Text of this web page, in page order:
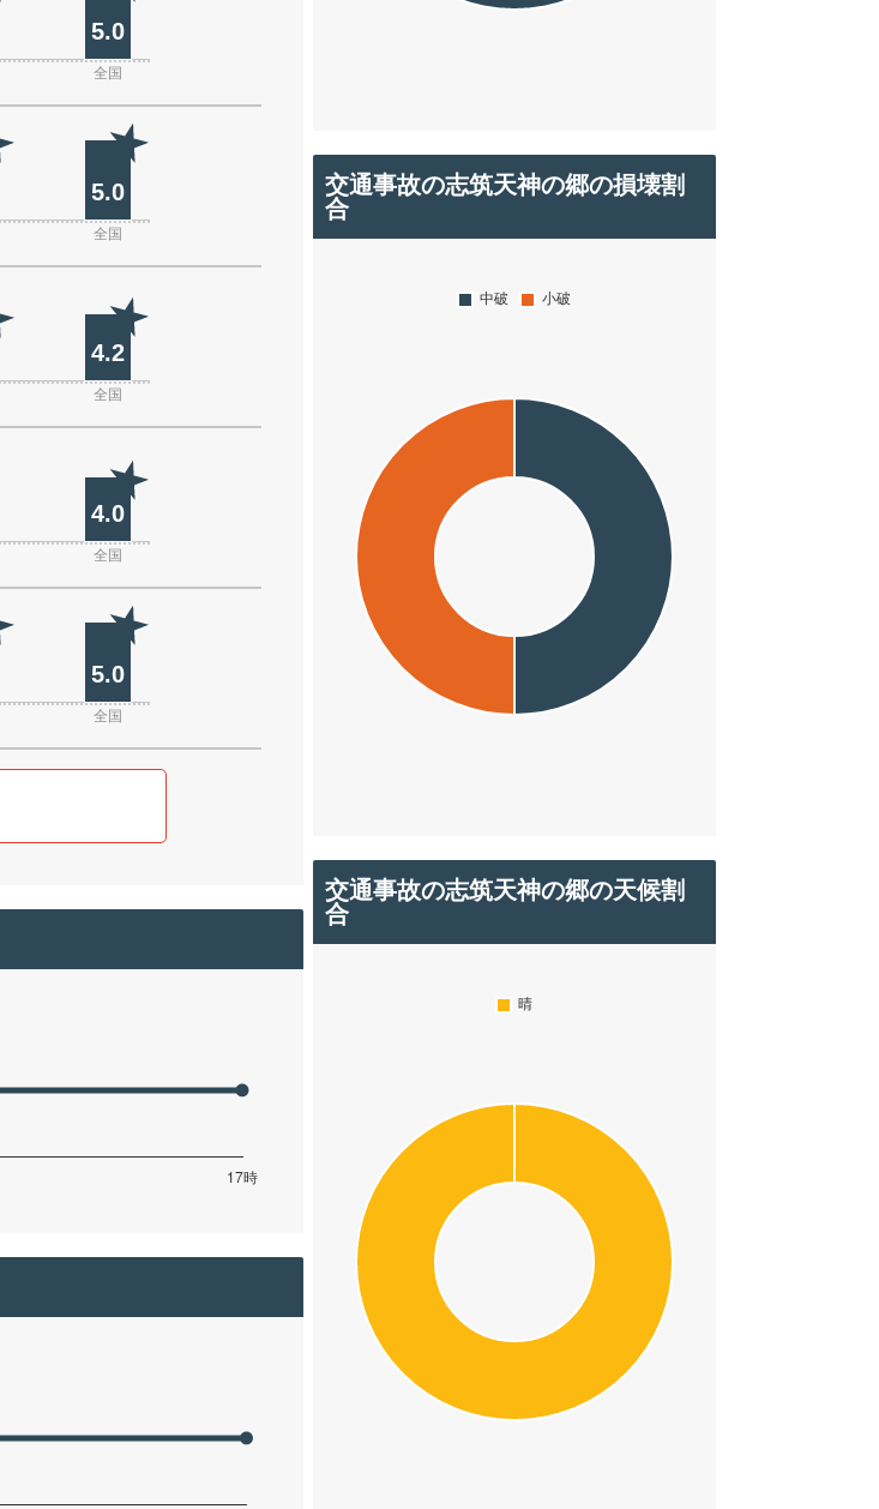
5.0
全国
5.0
全国
4.2
全国
4.0
全国
5.0
全国
交通事故の志筑天神の郷の損壊割
合
交通事故の志筑天神の郷の天候割
合